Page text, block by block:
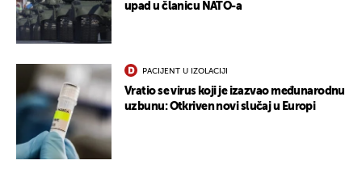
upad u članicu NATO-a
PACIJENT U IZOLACIJI
Vratio se virus koji je izazvao međunarodnu
uzbunu: Otkriven novi slučaj u Europi